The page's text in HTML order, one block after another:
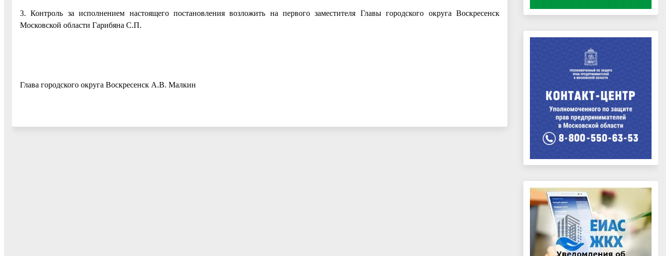
3. Контроль за исполнением настоящего постановления возложить на первого заместителя Главы городского округа Воскресенск
Московской области Гарибяна С.П.
Глава городского округа Воскресенск А.В. Малкин